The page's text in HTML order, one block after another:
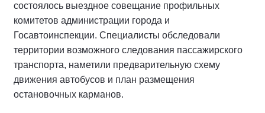
состоялось выездное совещание профильных
комитетов администрации города и
Госавтоинспекции. Специалисты обследовали
территории возможного следования пассажирского
транспорта, наметили предварительную схему
движения автобусов и план размещения
остановочных карманов.